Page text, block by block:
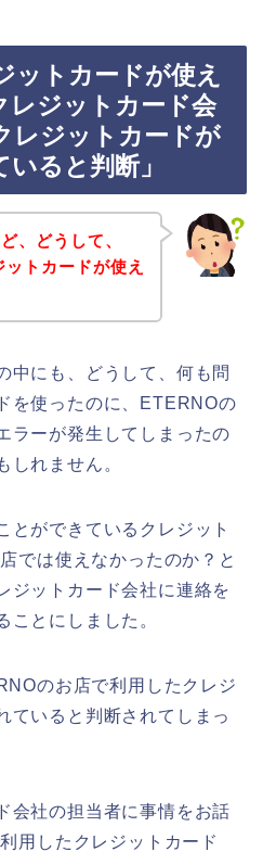
ットカードが使え
レジットカード会
レジットカードが
ると判断」
、どうして、
トカードが使え
中にも、どうして、何も問
を使ったのに、ETERNOの
ラーが発生してしまったの
しれません。
とができているクレジット
では使えなかったのか？と
ジットカード会社に連絡を
ことにしました。
のお店で利用したクレジ
ていると判断されてしまっ
会社の担当者に事情をお話
用したクレジットカード